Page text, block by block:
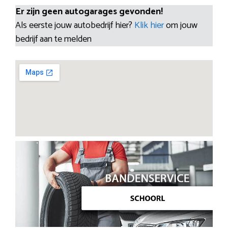
Er zijn geen autogarages gevonden!
Als eerste jouw autobedrijf hier? Klik hierom jouw
bedrijf aan te melden